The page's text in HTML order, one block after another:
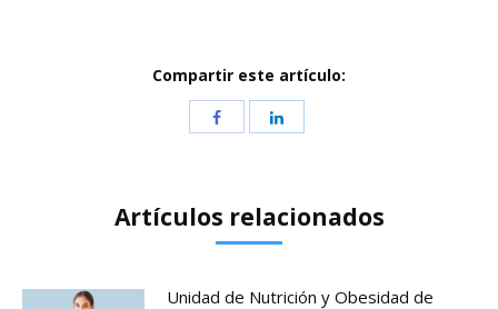
Compartir este artículo:
Artículos relacionados
Unidad de Nutrición y Obesidad de